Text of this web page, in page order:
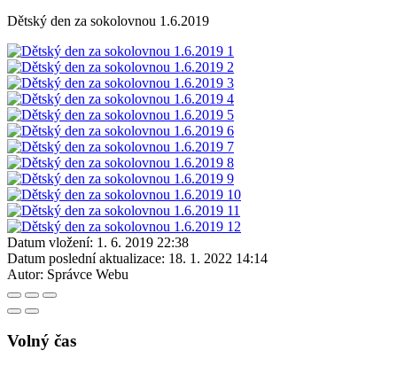
Dětský den za sokolovnou 1.6.2019
Datum vložení: 1. 6. 2019 22:38
Datum poslední aktualizace: 18. 1. 2022 14:14
Autor: Správce Webu
Volný čas